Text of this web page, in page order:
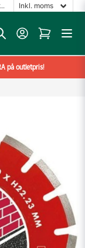
på outletpris!